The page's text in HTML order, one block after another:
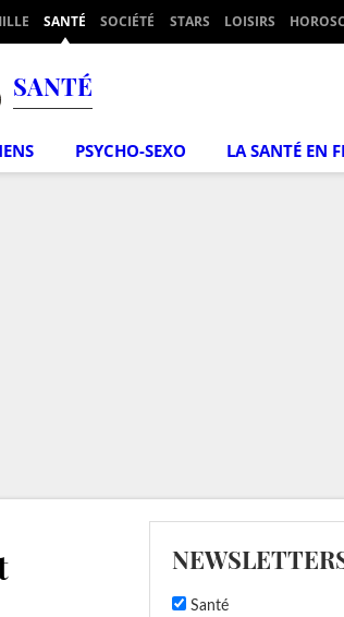
SANTÉ SOCIÉTÉ STARS LOISIRS
SANTÉ
PSYCHO-SEXO LA SANTÉ EN
Santé